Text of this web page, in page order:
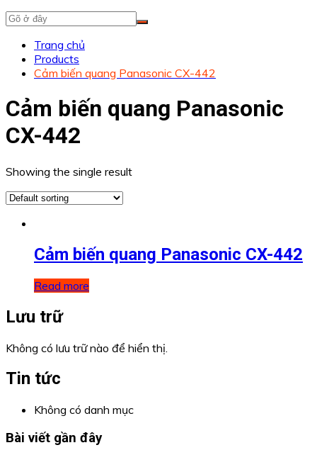
Trang chủ
Products
Cảm biến quang Panasonic CX-442
Cảm biến quang Panasonic
CX-442
Showing the single result
Cảm biến quang Panasonic CX-442
Read more
Lưu trữ
Không có lưu trữ nào để hiển thị.
Tin tức
Không có danh mục
Bài viết gần đây